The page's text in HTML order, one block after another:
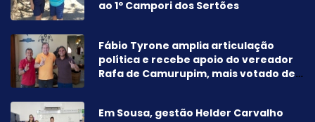
ao 1º Campori dos Sertões
Fábio Tyrone amplia articulação
política e recebe apoio do vereador
Rafa de Camurupim, mais votado de
Em Sousa, gestão Helder Carvalho